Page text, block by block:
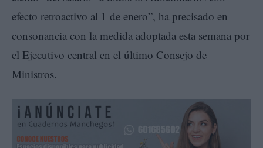
efecto retroactivo al 1 de enero”, ha precisado en
consonancia con la medida adoptada esta semana por
el Ejecutivo central en el último Consejo de
Ministros.